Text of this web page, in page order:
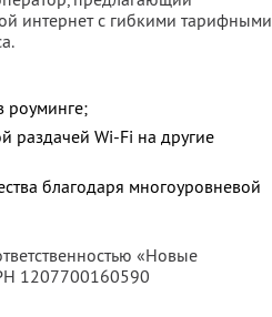
интернет с гибкими тарифными
роуминге;
раздачей Wi-Fi на другие
благодаря многоуровневой
«Новые
1207700160590